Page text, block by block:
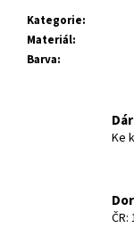
Kategorie:
Materiál:
Barva:
Ke
m
e